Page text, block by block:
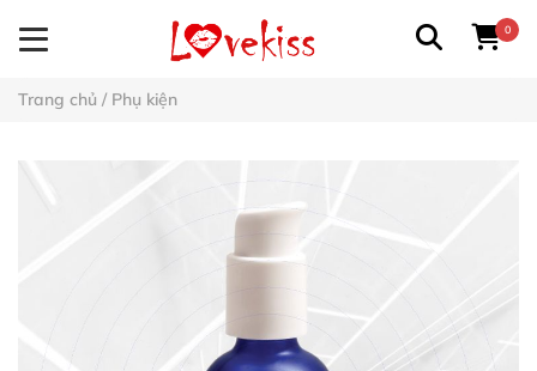
0
Trang chủ / Phụ kiện